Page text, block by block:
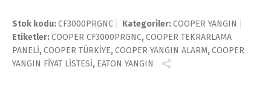
Stok kodu:CF3000PRGNC Kategoriler:COOPER YANGIN
Etiketler:COOPER CF3000PRGNC,COOPER TEKRARLAMA
PANELİ,COOPER TÜRKİYE,COOPER YANGIN ALARM,COOPER
YANGIN FİYAT LİSTESİ, EATON YANGIN